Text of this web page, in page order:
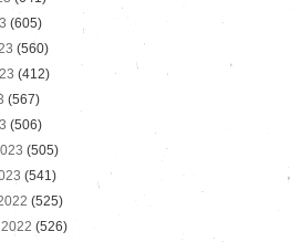
(605)
(560)
(412)
(567)
(506)
(505)
(541)
(525)
(526)